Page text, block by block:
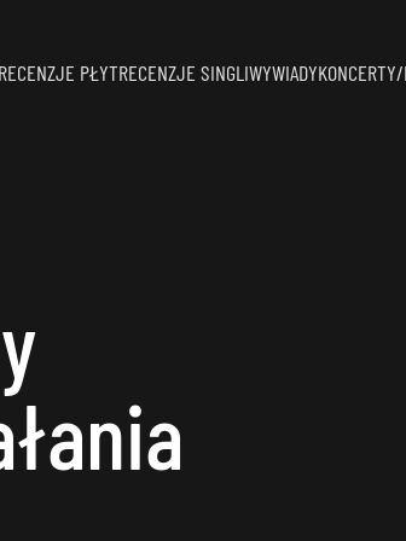
RECENZJE PŁYTRECENZJE SINGLIWYWIADY